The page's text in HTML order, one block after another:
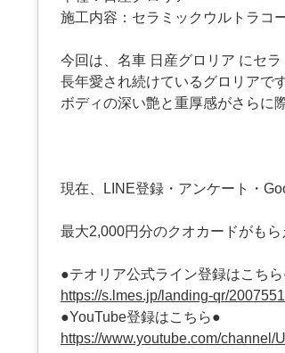
施工内容：セラミックウルトラ
今回は、名車 日産グロリア にセ
長年愛され続けているグロリアで
ボディの深い艶と重厚感がさらに
現在、LINE登録・アンケート・
最大2,000円分のクオカードがもら
●テオリア公式ライン登録はこち
https://s.lmes.jp/landing-qr/
●YouTube登録はこちら●
https://www.youtube.com/